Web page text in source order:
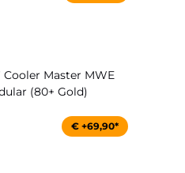
Cooler Master MWE
(80+ Gold)
€ +69,90*